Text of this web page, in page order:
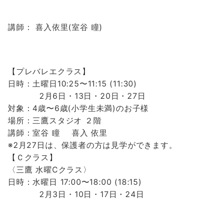
講師：喜入依里(室谷 瞳)
【プレバレエクラス】
日時：土曜日10:25〜11:15 (11:30)
2月6日・13日・20日・27日
対象：4歳〜6歳(小学生未満)のお子様
場所：三鷹スタジオ ２階
講師：室谷 瞳 喜入 依里
※2月27日は、保護者の方は見学ができます。
【Ｃクラス】
〈三鷹 水曜Cクラス〉
日時：水曜日 17:00〜18:00 (18:15)
2月3日・10日・17日・24日